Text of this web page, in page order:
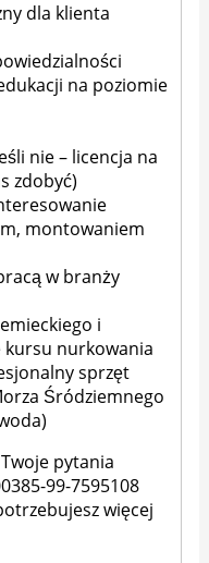
dla klienta
na poziomie
nie – licencja na
zdobyć)
montowaniem
w branży
i
kursu nurkowania
sprzęt
Śródziemnego
pytania
99-7595108
więcej